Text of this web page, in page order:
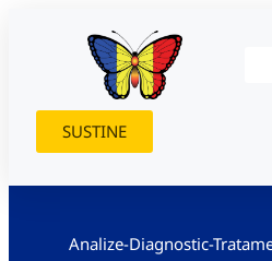
SUSTINE
Analize-Diagnostic-